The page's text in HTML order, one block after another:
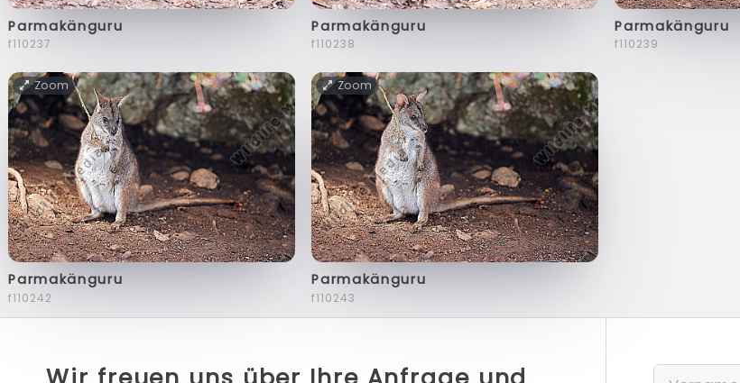
Parmakänguru
f110237
Parmakänguru
f110238
Parmakänguru
f110239
Zoom
Parmakänguru
f110242
Zoom
Parmakänguru
f110243